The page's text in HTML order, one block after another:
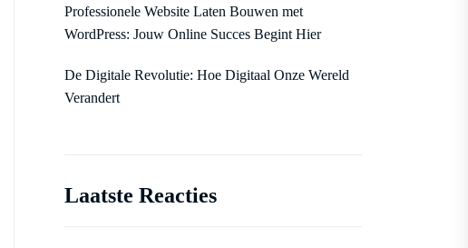
Professionele Website Laten Bouwen met
WordPress: Jouw Online Succes Begint Hier
De Digitale Revolutie: Hoe Digitaal Onze Wereld
Verandert
Laatste Reacties